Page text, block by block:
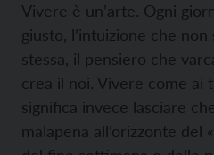
Vivere è un’arte. Ogni
giusto, l’intuizione che non
stessa, il pensiero che
crea il noi. Vivere come ai
significa invece lasciare
malapena all’orizzonte del